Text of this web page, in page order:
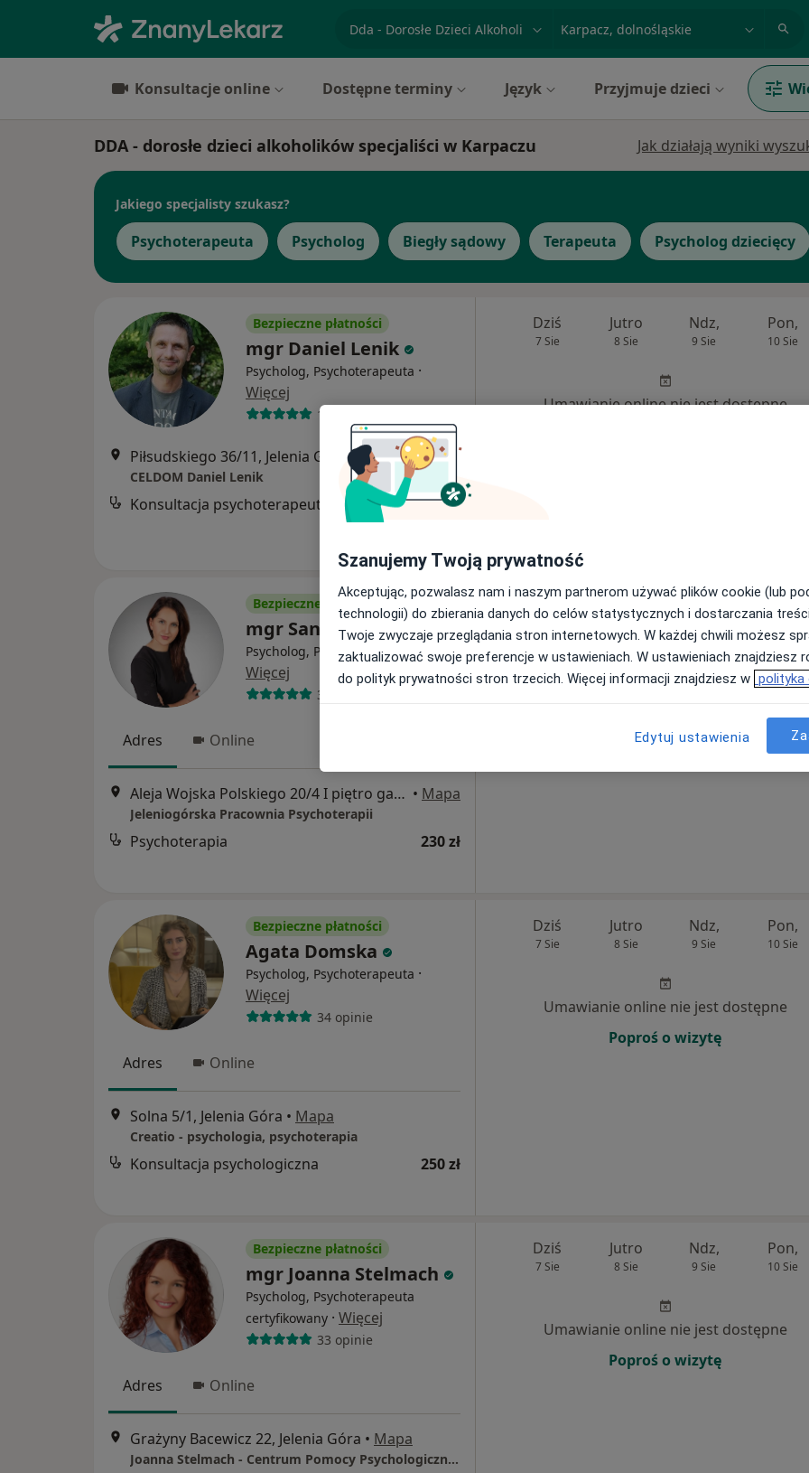
miasto lub dzielnica
Konsultacje online Dostępne terminy Język Przyjmuje dzieci
DDA - dorosłe dzieci alkoholików specjaliści w Karpaczu Jak działają wyniki
Jakiego specjalisty szukasz?
Psychoterapeuta Psycholog Biegły sądowy Terapeuta Psycholog dziecięcy
Bezpieczne płatności
mgr Daniel Lenik
Psycholog, Psychoterapeuta ·
Więcej
142 opinie
Piłsudskiego 36/11, Jelenia Góra• Mapa
CELDOM Daniel Lenik
Konsultacja psychoterapeutyczna 200 zł
Dziś
7 Sie
Jutro
8 Sie
Ndz,
9 Sie
Pon,
10 Sie
Umawianie online nie jest dostępne
Bezpieczne płatności
mgr Sandra Wołczyk
Psycholog, Psychoterapeuta·
Więcej
31 opinii
Adres Online
Aleja Wojska Polskiego 20/4 I piętro gabinet 103, Jelenia Góra • Mapa
Jeleniogórska Pracownia Psychoterapii
Psychoterapia 230 zł
Dziś
7 Sie
Jutro
8 Sie
Ndz,
9 Sie
Pon,
10 Sie
Umawianie online nie jest dostępne
Bezpieczne płatności
Agata Domska
Psycholog, Psychoterapeuta ·
Więcej
34 opinie
Adres Online
Solna 5/1, Jelenia Góra • Mapa
Creatio - psychologia, psychoterapia
Konsultacja psychologiczna 250 zł
Dziś
7 Sie
Jutro
8 Sie
Ndz,
9 Sie
Pon,
10 Sie
Umawianie online nie jest dostępne
Poproś o wizytę
Bezpieczne płatności
mgr Joanna Stelmach
Psycholog, Psychoterapeuta
certyfikowany · Więcej
33 opinie
Adres Online
Grażyny Bacewicz 22, Jelenia Góra • Mapa
Joanna Stelmach - Centrum Pomocy Psychologicznej "Integracja"
Dziś
7 Sie
Jutro
8 Sie
Ndz,
9 Sie
Pon,
10 Sie
Umawianie online nie jest dostępne
Poproś o wizytę
Szanujemy Twoją prywatność
Akceptując, pozwalasz nam i naszym partnerom używać plików cookie (lub
technologii) do zbierania danych do celów statystycznych i dostarczania
Twoje zwyczaje przeglądania stron internetowych. W każdej chwili możesz
zaktualizować swoje preferencje w ustawieniach. W ustawieniach znajdziesz
do polityk prywatności stron trzecich. Więcej informacji znajdziesz w polityka
Edytuj ustawienia